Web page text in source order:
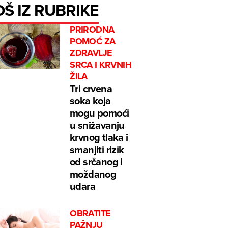
IZ RUBRIKE
PRIRODNA
POMOĆ ZA
ZDRAVLJE
SRCA I KRVNIH
ŽILA
Tri crvena
soka koja
mogu pomoći
u snižavanju
krvnog tlaka i
smanjiti rizik
od srčanog i
moždanog
udara
OBRATITE
PAŽNJU